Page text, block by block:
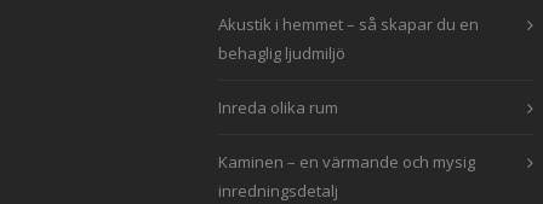
Akustik i hemmet – så skapar du en
behaglig ljudmiljö
Inreda olika rum
Kaminen – en värmande och mysig
inredningsdetalj